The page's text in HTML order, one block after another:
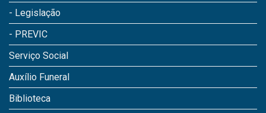
- Legislação
- PREVIC
Serviço Social
Auxílio Funeral
Biblioteca